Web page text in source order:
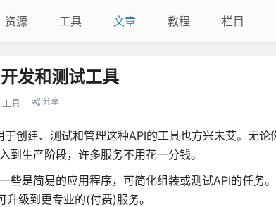
资源 工具 文章 教程 栏目
发和测试工具
工具 分享
于创建、测试和管理这种API的工具也方兴未艾。无
到生产阶段，许多服务不用花一分钱。
些是简易的应用程序，可简化组装或测试API的任务
级到更专业的(付费)服务。